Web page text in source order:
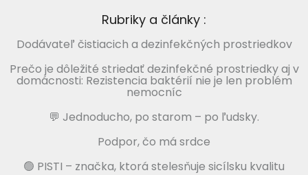
Rubriky a články :
Dodávateľ čistiacich a dezinfekčných prostriedkov
Prečo je dôležité striedať dezinfekčné prostriedky aj v
domácnosti: Rezistencia baktérií nie je len problém
nemocníc
💬 Jednoducho, po starom – po ľudsky.
Podpor, čo má srdce
🟢 PISTI – značka, ktorá stelesňuje sicílsku kvalitu